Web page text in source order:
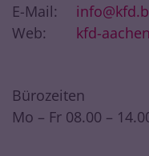
E-Mail:
Web:
kfd-
Bürozeiten
Mo – Fr 08.00 –